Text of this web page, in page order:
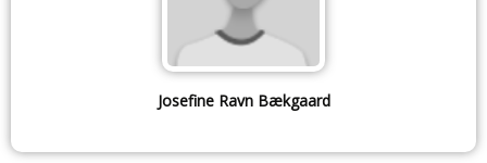
Josefine Ravn Bækgaard